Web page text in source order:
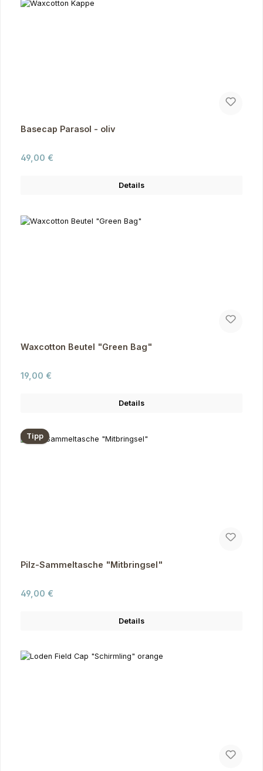
Basecap Parasol - oliv
Regulärer Preis:
49,00 €
Details
Waxcotton Beutel "Green Bag"
Regulärer Preis:
19,00 €
Details
Tipp
Pilz-Sammeltasche "Mitbringsel"
Regulärer Preis:
49,00 €
Details